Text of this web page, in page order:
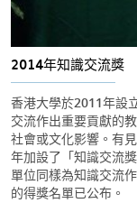
2014年知識交流獎
香港大學於2011年設
交流作出重要貢獻的
社會或文化影響。有
年加設了「知識交流
單位同樣為知識交流
的得獎名單已公布。